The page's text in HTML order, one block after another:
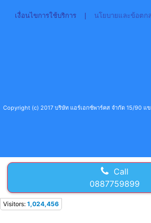
เงื่อนไขการใช้บริการ| นโยบายและข้อตก
Copyright (c) 2017 บริษัท แอร์เอกซ์พาร์คส จำกัด 15/90 แ
Call
0887759899
Visitors: 1,024,456